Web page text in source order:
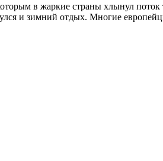
в жаркие страны хлынул
и зимний отдых. Многие